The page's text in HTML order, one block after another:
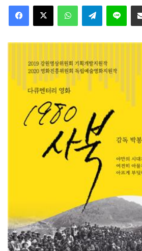
Facebook
X WhatsAppTelegramLine